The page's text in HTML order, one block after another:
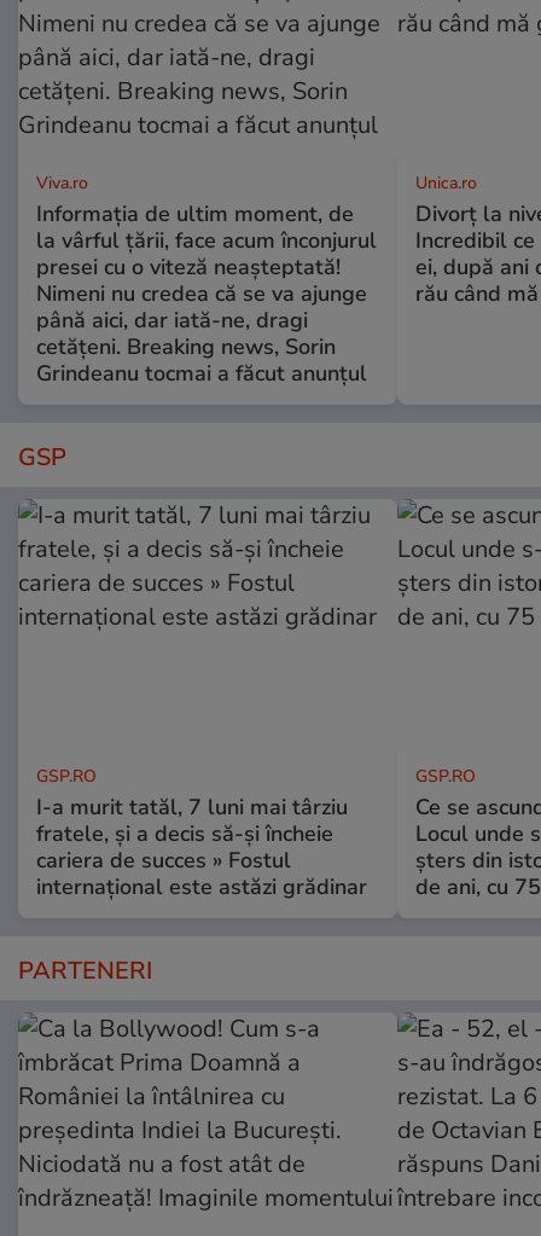
Viva.ro
Informația de ultim moment, de
la vârful țării, face acum înconjurul
presei cu o viteză neașteptată!
Nimeni nu credea că se va ajunge
până aici, dar iată-ne, dragi
cetățeni. Breaking news, Sorin
Grindeanu tocmai a făcut anunțul
Unica.ro
Divorț la
Incredibil
ei, după ani
rău când
GSP
GSP.RO
I-a murit tatăl, 7 luni mai târziu
fratele, și a decis să-și încheie
cariera de succes » Fostul
internațional este astăzi grădinar
GSP.RO
Ce se
Locul unde
șters din
de ani, cu
PARTENERI